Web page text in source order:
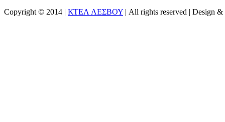
Copyright © 2014 | ΚΤΕΛ ΛΕΣΒΟΥ | All rights reserved | Design &